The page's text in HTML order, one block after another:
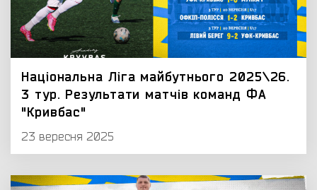
Національна Ліга майбутнього 2025\26.
3 тур. Результати матчів команд ФА
"Кривбас"
23 вересня 2025